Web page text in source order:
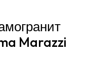
Marazzi